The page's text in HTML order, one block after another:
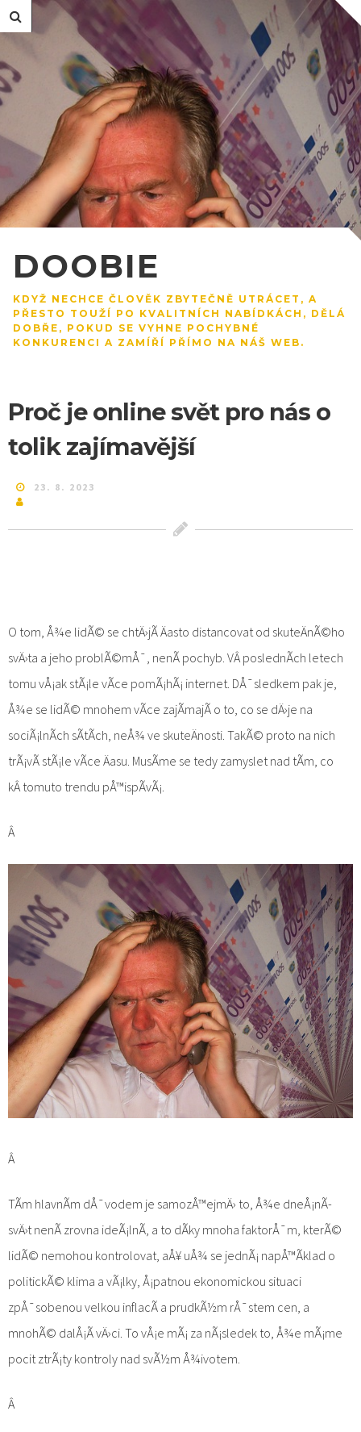
DOOBIE
KDYŽ NECHCE ČLOVĚK ZBYTEČNĚ UTRÁCET, A
PŘESTO TOUŽÍ PO KVALITNÍCH NABÍDKÁCH, DĚLÁ
DOBŘE, POKUD SE VYHNE POCHYBNÉ
KONKURENCI A ZAMÍŘÍ PŘÍMO NA NÁŠ WEB.
Proč je online svět pro nás o
tolik zajímavější
23. 8. 2023
O tom, Å¾e lidÃ© se chtÄ›jÃ­ Äasto distancovat od skuteÄnÃ©ho
svÄ›ta a jeho problÃ©mÅ¯, nenÃ­ pochyb. VÂ poslednÃ­ch letech
tomu vÅ¡ak stÃ¡le vÃ­ce pomÃ¡hÃ¡ internet. DÅ¯sledkem pak je,
Å¾e se lidÃ© mnohem vÃ­ce zajÃ­majÃ­ o to, co se dÄ›je na
sociÃ¡lnÃ­ch sÃ­tÃ­ch, neÅ¾ ve skuteÄnosti. TakÃ© proto na nich
trÃ¡vÃ­ stÃ¡le vÃ­ce Äasu. MusÃ­me se tedy zamyslet nad tÃ­m, co
kÂ tomuto trendu pÅ™ispÃ­vÃ¡.
Â
Â
TÃ­m hlavnÃ­m dÅ¯vodem je samozÅ™ejmÄ› to, Å¾e dneÅ¡nÃ­
svÄ›t nenÃ­ zrovna ideÃ¡lnÃ­, a to dÃ­ky mnoha faktorÅ¯m, kterÃ©
lidÃ© nemohou kontrolovat, aÅ¥ uÅ¾ se jednÃ¡ napÅ™Ã­klad o
politickÃ© klima a vÃ¡lky, Å¡patnou ekonomickou situaci
zpÅ¯sobenou velkou inflacÃ­ a prudkÃ½m rÅ¯stem cen, a
mnohÃ© dalÅ¡Ã­ vÄ›ci. To vÅ¡e mÃ¡ za nÃ¡sledek to, Å¾e mÃ¡me
pocit ztrÃ¡ty kontroly nad svÃ½m Å¾ivotem.
Â